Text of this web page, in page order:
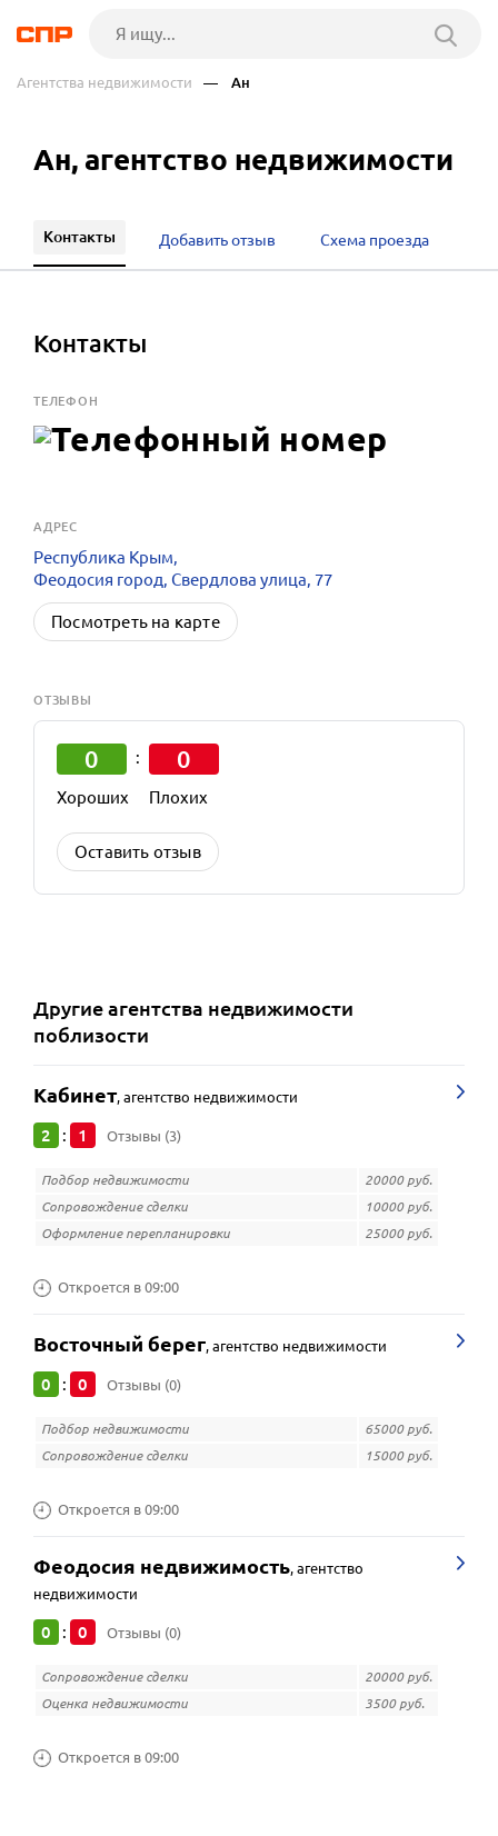
Агентства недвижимости — Ан
Ан, агентство недвижимости
Контакты Добавить отзыв Схема проезда
Контакты
ТЕЛЕФОН
АДРЕС
Республика Крым,
Феодосия город, Свердлова улица, 77
Посмотреть на карте
ОТЗЫВЫ
0
Хороших
: 0
Плохих
Оставить отзыв
Другиеагентства недвижимости
поблизости
Кабинет,агентство недвижимости
2 : 1 Отзывы (3)
Подбор недвижимости
20000 руб.
Сопровождение сделки
10000 руб.
Оформление перепланировки
25000 руб.
Откроется в 09:00
Восточный берег,агентство недвижимости
0 : 0 Отзывы (0)
Подбор недвижимости
65000 руб.
Сопровождение сделки
15000 руб.
Откроется в 09:00
Феодосия недвижимость,агентство
недвижимости
0 : 0 Отзывы (0)
Сопровождение сделки
20000 руб.
Оценка недвижимости
3500 руб.
Откроется в 09:00